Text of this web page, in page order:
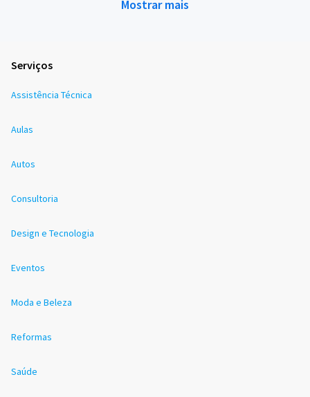
Mostrar mais
Serviços
Assistência Técnica
Aulas
Autos
Consultoria
Design e Tecnologia
Eventos
Moda e Beleza
Reformas
Saúde